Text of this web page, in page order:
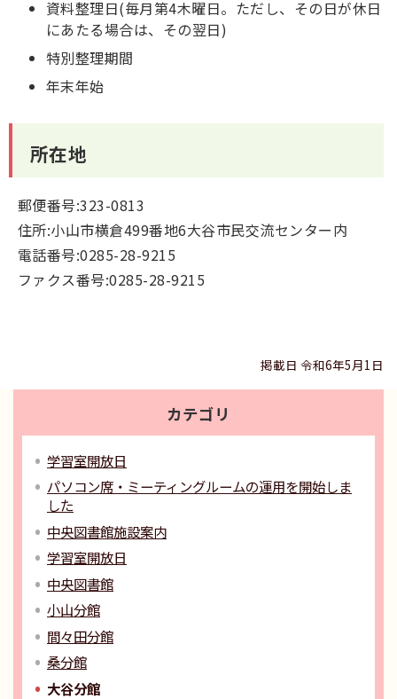
資料整理日(毎月第4木曜日。ただし、その日が休日
にあたる場合は、その翌日)
特別整理期間
年末年始
所在地
郵便番号:323-0813
住所:小山市横倉499番地6大谷市民交流センター内
電話番号:0285-28-9215
ファクス番号:0285-28-9215
掲載日 令和6年5月1日
カテゴリ
学習室開放日
パソコン席・ミーティングルームの運用を開始しま
した
中央図書館施設案内
学習室開放日
中央図書館
小山分館
間々田分館
桑分館
大谷分館